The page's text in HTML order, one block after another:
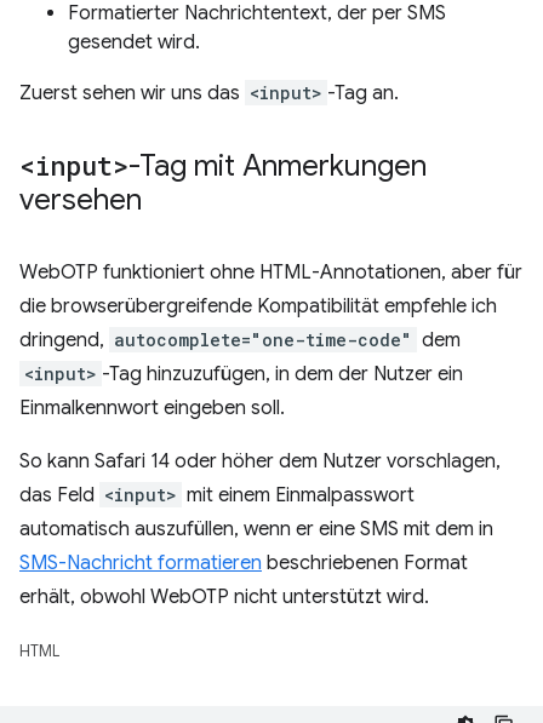
Formatierter Nachrichtentext, der per SMS
gesendet wird.
Zuerst sehen wir uns das <input> -Tag an.
<input>-Tag mit Anmerkungen
versehen
WebOTP funktioniert ohne HTML-Annotationen, aber für
die browserübergreifende Kompatibilität empfehle ich
dringend, autocomplete="one-time-code" dem
<input> -Tag hinzuzufügen, in dem der Nutzer ein
Einmalkennwort eingeben soll.
So kann Safari 14 oder höher dem Nutzer vorschlagen,
das Feld <input> mit einem Einmalpasswort
automatisch auszufüllen, wenn er eine SMS mit dem in
SMS-Nachricht formatieren beschriebenen Format
erhält, obwohl WebOTP nicht unterstützt wird.
HTML